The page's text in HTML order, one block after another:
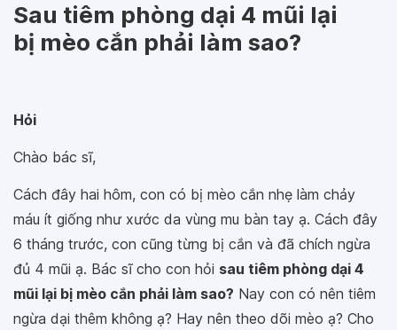
Sau tiêm phòng dại 4 mũi lại
bị mèo cắn phải làm sao?
Hỏi
Chào bác sĩ,
Cách đây hai hôm, con có bị mèo cắn nhẹ làm chảy
máu ít giống như xước da vùng mu bàn tay ạ. Cách đây
6 tháng trước, con cũng từng bị cắn và đã chích ngừa
đủ 4 mũi ạ. Bác sĩ cho con hỏi sau tiêm phòng dại 4
mũi lại bị mèo cắn phải làm sao? Nay con có nên tiêm
ngừa dại thêm không ạ? Hay nên theo dõi mèo ạ? Cho